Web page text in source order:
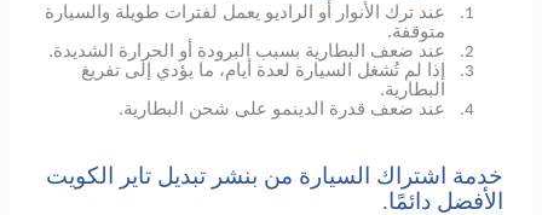
1.
عند ترك الأنوار أو الراديو يعمل لفترات طويلة والسيارة
متوقفة.
2. عند ضعف البطارية بسبب البرودة أو الحرارة الشديدة.
3.
إذا لم تُشغل السيارة لعدة أيام، ما يؤدي إلى تفريغ
البطارية.
4. عند ضعف قدرة الدينمو على شحن البطارية.
خدمة اشتراك السيارة من بنشر تبديل تاير الكويت
الأفضل دائمًا.